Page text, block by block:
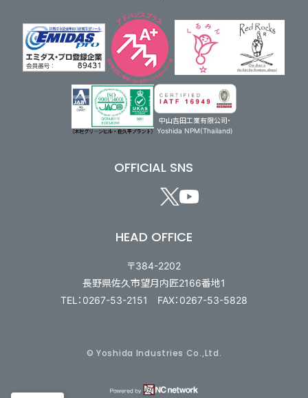
中山吉田工業有限公司・
Yoshida NPM(Thailand)
OFFICIAL SNS
HEAD OFFICE
〒384-2202
長野県佐久市望月内匠2166番地1
TEL：0267-53-2151 FAX：0267-53-5828
© Yoshida Industries Co.,Ltd.